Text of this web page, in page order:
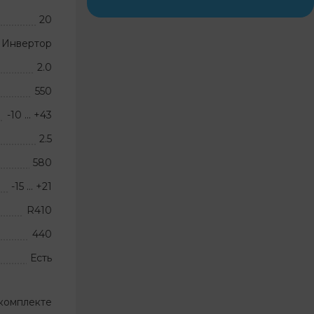
20
Инвертор
2.0
550
-10 … +43
2.5
580
-15 … +21
R410
440
Есть